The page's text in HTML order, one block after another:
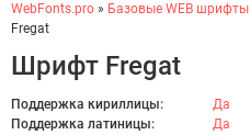
WebFonts.pro » Базовые WEB шрифты
Fregat
Шрифт Fregat
Поддержка кириллицы:
Да
Поддержка латиницы:
Да